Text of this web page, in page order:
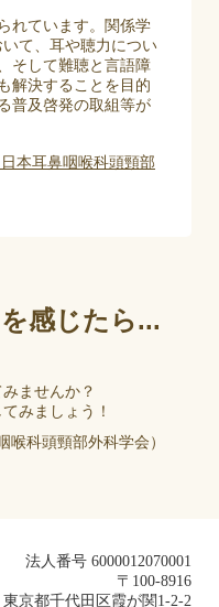
れています。関係学
て、耳や聴力につい
そして難聴と言語障
解決することを目的
普及啓発の取組等が
本耳鼻咽喉科頭頸部
感じたら...
ませんか？
みましょう！
喉科頭頸部外科学会）
法人番号 6000012070001
〒100-8916
東京都千代田区霞が関1-2-2